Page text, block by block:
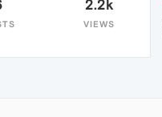
2.2k
VIEWS